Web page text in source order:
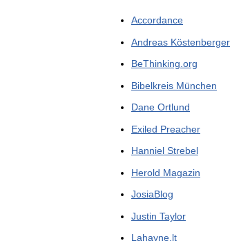
Accordance
Andreas Köstenberger
BeThinking.org
Bibelkreis München
Dane Ortlund
Exiled Preacher
Hanniel Strebel
Herold Magazin
JosiaBlog
Justin Taylor
Lahayne.lt